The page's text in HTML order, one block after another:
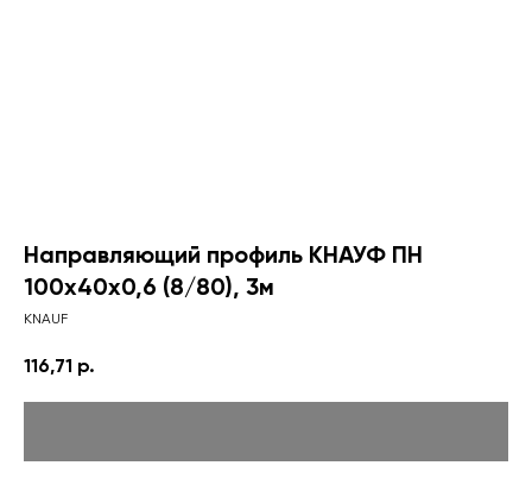
Направляющий профиль КНАУФ ПН
100х40х0,6 (8/80), 3м
KNAUF
116,71 р.